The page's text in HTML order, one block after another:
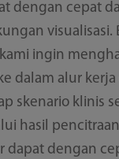
dengan cepat
visualisasi.
ingin
dalam alur
skenario klinis
hasil
dapat dengan